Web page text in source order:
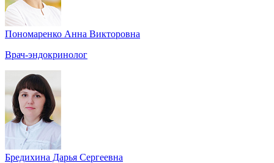
Пономаренко Анна Викторовна
Врач-эндокринолог
Бредихина Дарья Сергеевна